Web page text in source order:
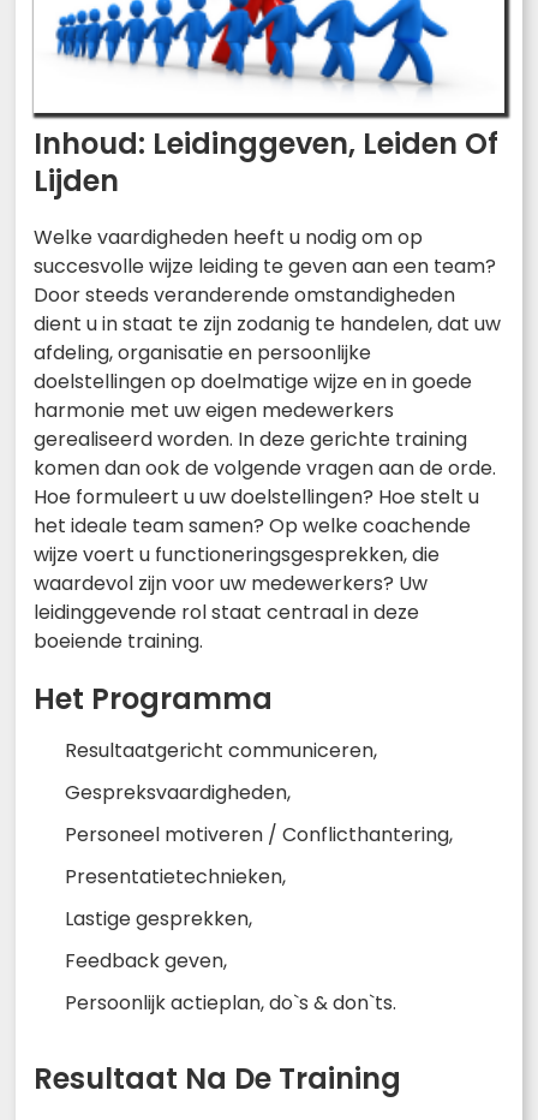
Inhoud: Leidinggeven, Leiden Of
Lijden
Welke vaardigheden heeft u nodig om op
succesvolle wijze leiding te geven aan een team?
Door steeds veranderende omstandigheden
dient u in staat te zijn zodanig te handelen, dat uw
afdeling, organisatie en persoonlijke
doelstellingen op doelmatige wijze en in goede
harmonie met uw eigen medewerkers
gerealiseerd worden. In deze gerichte training
komen dan ook de volgende vragen aan de orde.
Hoe formuleert u uw doelstellingen? Hoe stelt u
het ideale team samen? Op welke coachende
wijze voert u functioneringsgesprekken, die
waardevol zijn voor uw medewerkers? Uw
leidinggevende rol staat centraal in deze
boeiende training.
Het Programma
Resultaatgericht communiceren,
Gespreksvaardigheden,
Personeel motiveren / Conflicthantering,
Presentatietechnieken,
Lastige gesprekken,
Feedback geven,
Persoonlijk actieplan, do`s & don`ts.
Resultaat Na De Training